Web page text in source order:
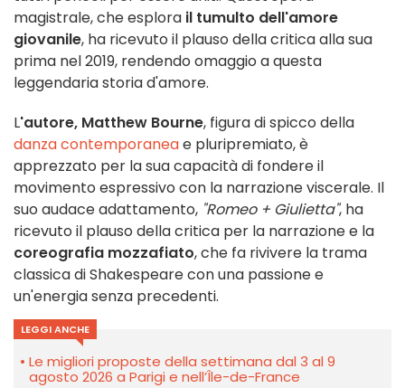
magistrale, che esplora il tumulto dell'amore
giovanile, ha ricevuto il plauso della critica alla sua
prima nel 2019, rendendo omaggio a questa
leggendaria storia d'amore.
L'autore, Matthew Bourne, figura di spicco della
danza contemporaneae pluripremiato, è
apprezzato per la sua capacità di fondere il
movimento espressivo con la narrazione viscerale. Il
suo audace adattamento, "Romeo + Giulietta", ha
ricevuto il plauso della critica per la narrazione e la
coreografia mozzafiato, che fa rivivere la trama
classica di Shakespeare con una passione e
un'energia senza precedenti.
LEGGI ANCHE
Le migliori proposte della settimana dal 3 al 9
agosto 2026 a Parigi e nell’Île-de-France